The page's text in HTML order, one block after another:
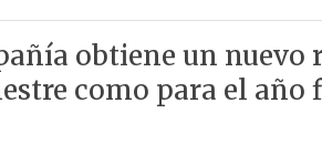
obtiene un nuevo
como para el año